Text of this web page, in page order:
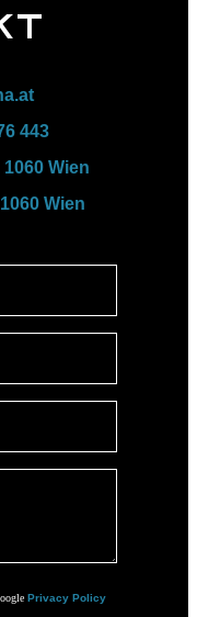
443
Wien
Wien
Privacy Policy